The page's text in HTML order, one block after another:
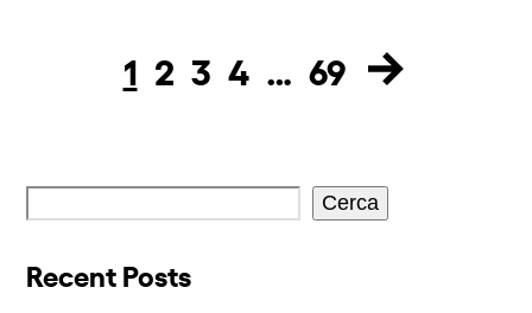
Page
1 Page
2 Page
3 Page
4 … Page
69
Cerca
Recent Posts